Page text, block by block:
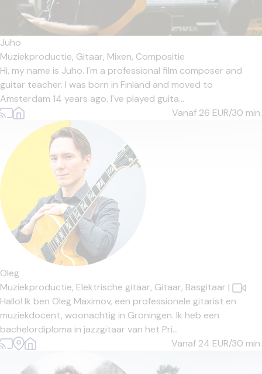
Juho
Muziekproductie, Gitaar, Mixen, Compositie
Hi, my name is Juho. I'm a professional film composer and
guitar teacher. I was born in Finland and moved to
Amsterdam 14 years ago. I've played guita...
Vanaf 26 EUR/30 min.
Oleg
Muziekproductie, Elektrische gitaar, Gitaar, Basgitaar |
Hallo! Ik ben Oleg Maximov, een professionele gitarist en
muziekdocent, woonachtig in Groningen. Ik heb een
bachelordiploma in jazzgitaar van het Pri...
Vanaf 24 EUR/30 min.